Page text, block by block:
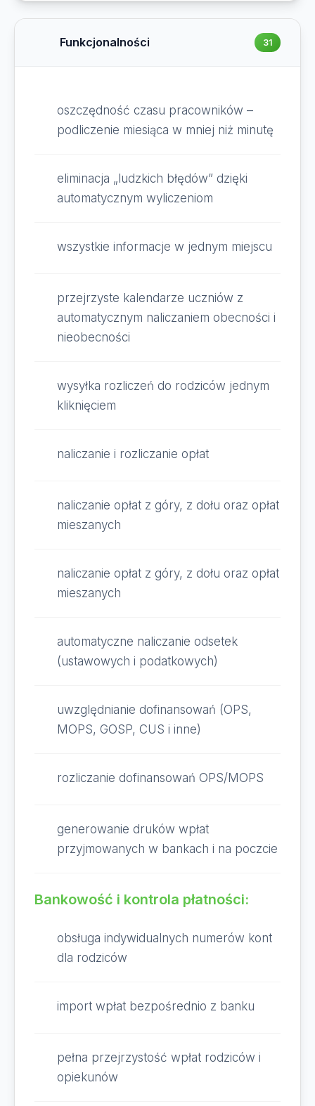
Funkcjonalności 31
oszczędność czasu pracowników –
podliczenie miesiąca w mniej niż minutę
eliminacja „ludzkich błędów” dzięki
automatycznym wyliczeniom
wszystkie informacje w jednym miejscu
przejrzyste kalendarze uczniów z
automatycznym naliczaniem obecności i
nieobecności
wysyłka rozliczeń do rodziców jednym
kliknięciem
naliczanie i rozliczanie opłat
naliczanie opłat z góry, z dołu oraz opłat
mieszanych
naliczanie opłat z góry, z dołu oraz opłat
mieszanych
automatyczne naliczanie odsetek
(ustawowych i podatkowych)
uwzględnianie dofinansowań (OPS,
MOPS, GOSP, CUS i inne)
rozliczanie dofinansowań OPS/MOPS
generowanie druków wpłat
przyjmowanych w bankach i na poczcie
Bankowość i kontrola płatności:
obsługa indywidualnych numerów kont
dla rodziców
import wpłat bezpośrednio z banku
pełna przejrzystość wpłat rodziców i
opiekunów